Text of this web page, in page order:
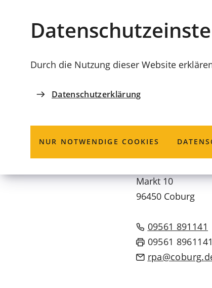
Durch die Nutzung dieser Website
Datenschutzerklärung
NUR NOTWENDIGE COOKIES
Coburg
STADT COBURG
Markt 10
96450 Coburg
09561 891141
09561 8961141
rpa
coburg